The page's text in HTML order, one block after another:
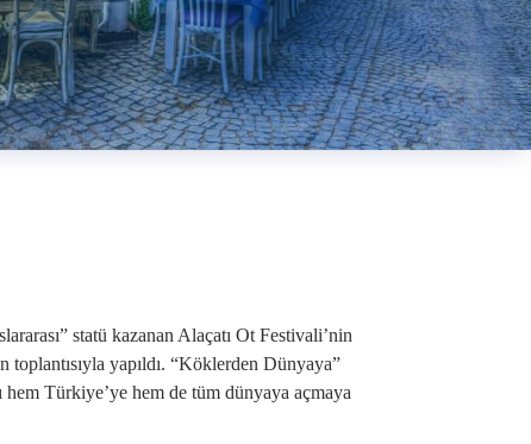
statü kazanan Alaçatı Ot Festivali’nin
toplantısıyla yapıldı. “Köklerden Dünyaya”
hem Türkiye’ye hem de tüm dünyaya açmaya